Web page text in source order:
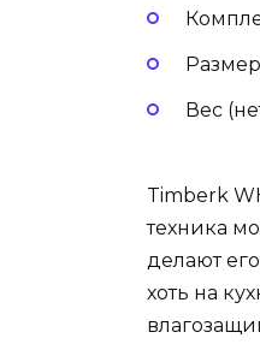
Вес
Timberk
техника
делают
хоть на